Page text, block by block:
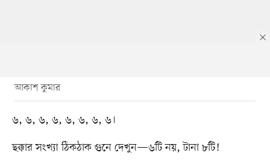
আকাশ কুমার
৬, ৬, ৬, ৬, ৬, ৬, ৬, ৬।
ছক্কার সংখ্যা ঠিকঠাক গুনে দেখুন—৬টি নয়, টানা ৮টি!